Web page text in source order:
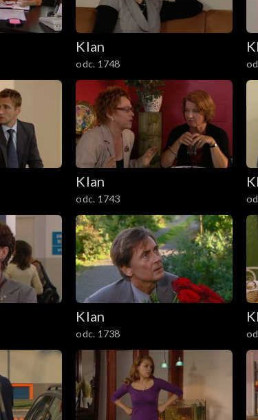
Klan
odc. 1748
Klan
odc. 1743
Klan
odc. 1738